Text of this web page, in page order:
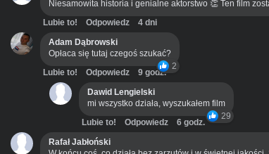
Niesamowita historia i genialne aktorstwo 👏 Ten film
Lubie to! Odpowiedz
4 dni
Adam Dąbrowski
Opłaca się tutaj czegoś szukać?
2
Lubie to! Odpowiedz
9 godz.
Dawid Lengielski
mi wszystko działa, wyszukałem film
29
Lubie to! Odpowiedz
6 godz.
Rafał Jabłoński